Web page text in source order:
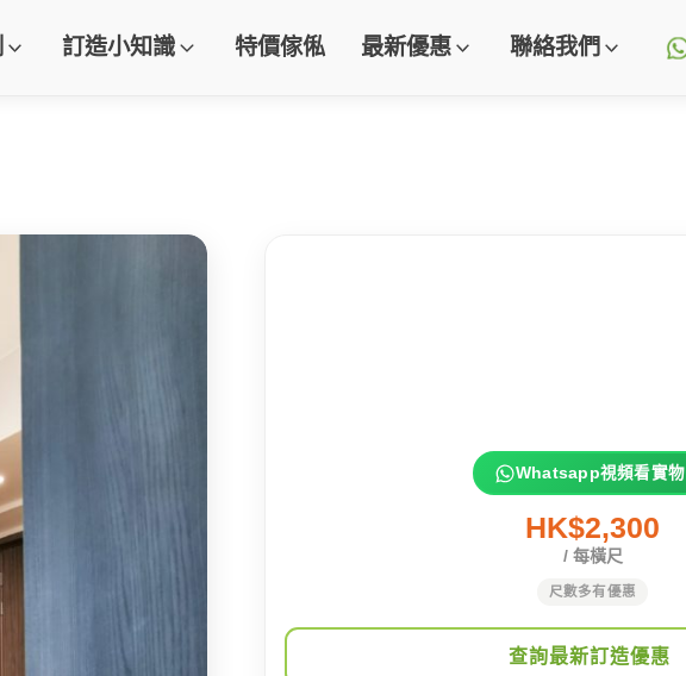
訂造小知識 特價傢俬 最新優惠 聯絡我們
Whatsapp視頻看實物
HK$2,300
/ 每橫尺
尺數多有優惠
查詢最新訂造優惠